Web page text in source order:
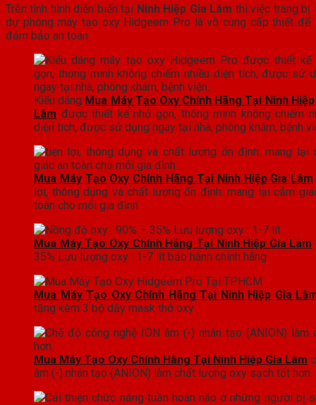
Trên tình hình diễn biến tại Ninh Hiệp Gia Lâm thì việc trang bị
dự phòng máy tạo oxy Hidgeem Pro là vô cùng cấp thiết để
đảm bảo an toàn
Kiểu dáng Mua Máy Tạo Oxy Chính Hãng Tại Ninh
Lâm được thiết kế nhỏ gọn, thông minh không chiếm
diện tích, được sử dụng ngay tại nhà, phòng khám, bệnh
Mua Máy Tạo Oxy Chính Hãng Tại Ninh Hiệp Gia Lâm
lợi, thông dụng và chất lượng ổn định. mang lại cảm
toàn cho mỗi gia đình
Mua Máy Tạo Oxy Chính Hãng Tại Ninh Hiệp Gia Lâm
35% Lưu lượng oxy : 1-7 lít bảo hành chính hãng
Mua Máy Tạo Oxy Chính Hãng Tại Ninh Hiệp Gia
tặng kèm 3 bộ dậy mask thở oxy
Mua Máy Tạo Oxy Chính Hãng Tại Ninh Hiệp Gia Lâm
âm (-) nhân tạo (ANION) làm chất lượng oxy sạch tốt hơn.